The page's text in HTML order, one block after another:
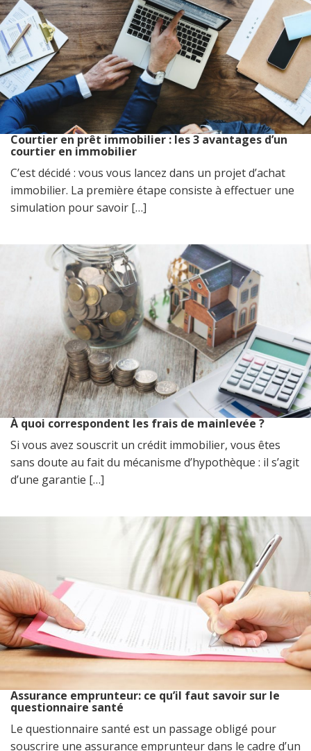
Courtier en prêt immobilier : les 3 avantages d’un
courtier en immobilier
C’est décidé : vous vous lancez dans un projet d’achat
immobilier. La première étape consiste à effectuer une
simulation pour savoir […]
À quoi correspondent les frais de mainlevée ?
Si vous avez souscrit un crédit immobilier, vous êtes
sans doute au fait du mécanisme d’hypothèque : il s’agit
d’une garantie […]
Assurance emprunteur: ce qu’il faut savoir sur le
questionnaire santé
Le questionnaire santé est un passage obligé pour
souscrire une assurance emprunteur dans le cadre d’un